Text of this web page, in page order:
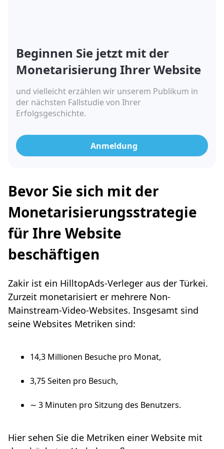
Beginnen Sie jetzt mit der
Monetarisierung Ihrer Website
und vielleicht erzählen wir unserem Publikum in
der nächsten Fallstudie von Ihrer
Erfolgsgeschichte.
Anmeldung
Bevor Sie sich mit der
Monetarisierungsstrategie
für Ihre Website
beschäftigen
Zakir ist ein HilltopAds-Verleger aus der Türkei.
Zurzeit monetarisiert er mehrere Non-
Mainstream-Video-Websites. Insgesamt sind
seine Websites Metriken sind:
14,3 Millionen Besuche pro Monat,
3,75 Seiten pro Besuch,
∼ 3 Minuten pro Sitzung des Benutzers.
Hier sehen Sie die Metriken einer Website mit